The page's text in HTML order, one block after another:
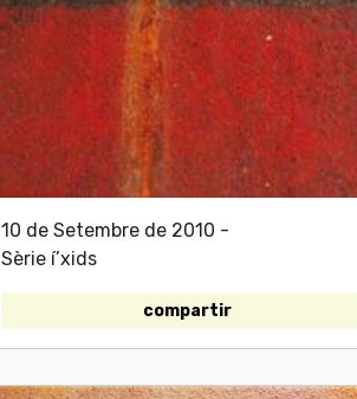
10 de Setembre de 2010 -
Sèrie í’xids
compartir